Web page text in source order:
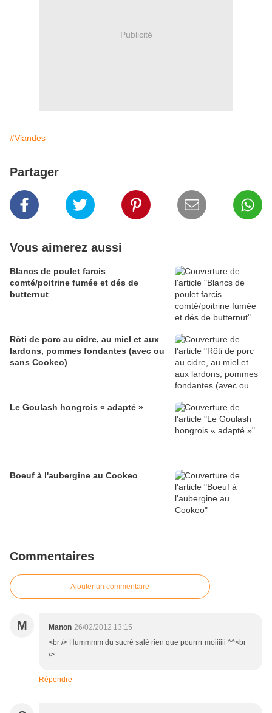
Publicité
#Viandes
Partager
Vous aimerez aussi
Blancs de poulet farcis
comté/poitrine fumée et dés de
butternut
Rôti de porc au cidre, au miel et aux
lardons, pommes fondantes (avec ou
sans Cookeo)
Le Goulash hongrois « adapté »
Boeuf à l'aubergine au Cookeo
Commentaires
Ajouter un commentaire
M Manon 26/02/2012 13:15
<br /> Hummmm du sucré salé rien que pourrrr moiiiiii ^^<br
/>
Répondre